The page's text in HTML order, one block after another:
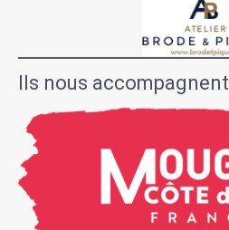
Ils nous accompagnent